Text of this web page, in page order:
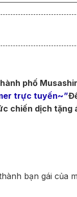
phố
trực tuyến~”
chiến dịch tặng
bạn gái